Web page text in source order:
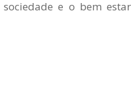
e o bem estar